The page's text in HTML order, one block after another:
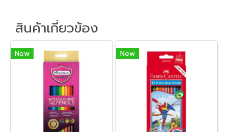
สินค้าเกี่ยวข้อง
New New